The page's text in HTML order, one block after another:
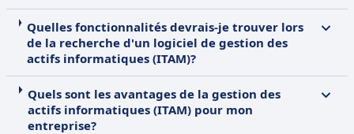
Quelles fonctionnalités devrais-je trouver lors
de la recherche d'un logiciel de gestion des
actifs informatiques (ITAM)?
Quels sont les avantages de la gestion des
actifs informatiques (ITAM) pour mon
entreprise?